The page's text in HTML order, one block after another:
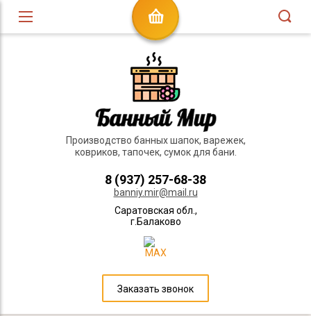
Производство банных шапок, варежек,
ковриков, тапочек, сумок для бани.
Саратовская обл.,
г.Балаково
8 (937) 257-68-38
banniy.mir@mail.ru
Заказать звонок